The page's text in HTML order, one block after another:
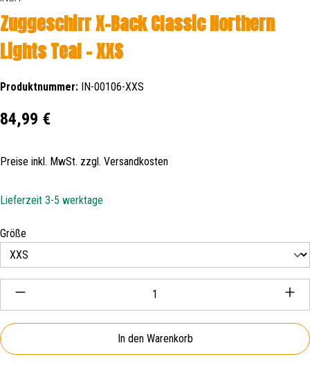
Zuggeschirr X-Back Classic Northern
Lights Teal - XXS
Produktnummer: IN-00106-XXS
Regulärer Preis:
84,99 €
Preise inkl. MwSt. zzgl. Versandkosten
Lieferzeit 3-5 werktage
Größe
Produkt Anzahl: Gib den gewünschten Wert ein oder
In den Warenkorb